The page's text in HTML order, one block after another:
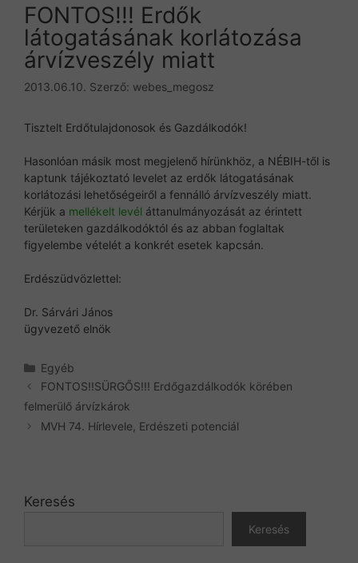
FONTOS!!! Erdők
látogatásának korlátozása
árvízveszély miatt
2013.06.10. Szerző: webes_megosz
Tisztelt Erdőtulajdonosok és Gazdálkodók!
Hasonlóan másik most megjelenő hírünkhöz, a NÉBIH-től is
kaptunk tájékoztató levelet az erdők látogatásának
korlátozási lehetőségeiről a fennálló árvízveszély miatt.
Kérjük a mellékelt levél áttanulmányozását az érintett
területeken gazdálkodóktól és az abban foglaltak
figyelembe vételét a konkrét esetek kapcsán.
Erdészüdvözlettel:
Dr. Sárvári János
ügyvezető elnök
Kategória
Egyéb
FONTOS!!SÜRGŐS!!! Erdőgazdálkodók körében
felmerülő árvízkárok
MVH 74. Hírlevele, Erdészeti potenciál
Keresés
Keresés